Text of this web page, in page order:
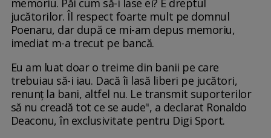
memoriu. Păi cum să-i lase ei? E dreptul
jucătorilor. Îl respect foarte mult pe domnul
Poenaru, dar după ce mi-am depus memoriu,
imediat m-a trecut pe bancă.
Eu am luat doar o treime din banii pe care
trebuiau să-i iau. Dacă îi lasă liberi pe jucători,
renunț la bani, altfel nu. Le transmit suporterilor
să nu creadă tot ce se aude", a declarat Ronaldo
Deaconu, în exclusivitate pentru Digi Sport.